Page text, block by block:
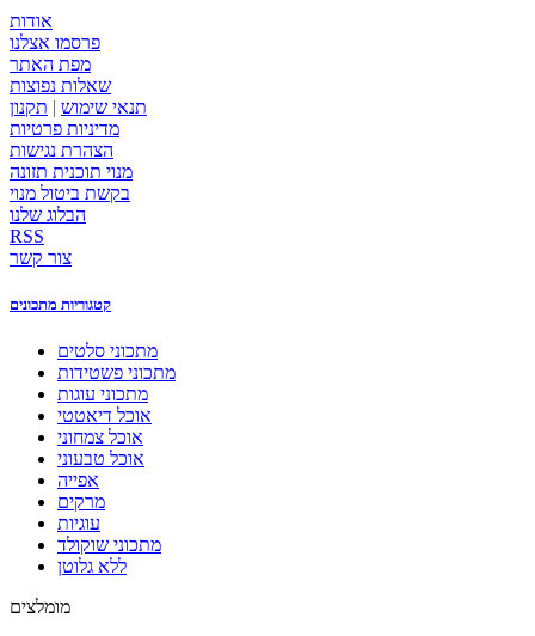
אודות
פרסמו אצלנו
מפת האתר
שאלות נפוצות
תנאי שימוש | תקנון
מדיניות פרטיות
הצהרת נגישות
מנוי תוכנית תזונה
בקשת ביטול מנוי
הבלוג שלנו
RSS
צור קשר
קטגוריות מתכונים
מתכוני סלטים
מתכוני פשטידות
מתכוני עוגות
אוכל דיאטטי
אוכל צמחוני
אוכל טבעוני
אפייה
מרקים
עוגיות
מתכוני שוקולד
ללא גלוטן
מומלצים